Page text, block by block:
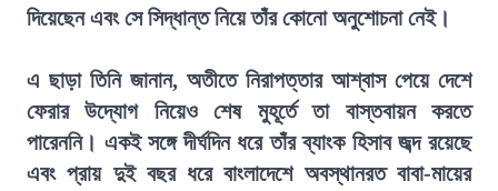
দিয়েছেন এবং সে সিদ্ধান্ত নিয়ে তাঁর কোনো অনুশোচনা নেই।
এ ছাড়া তিনি জানান, অতীতে নিরাপত্তার আশ্বাস পেয়ে দেশে
ফেরার উদ্যোগ নিয়েও শেষ মুহূর্তে তা বাস্তবায়ন করতে
পারেননি। একই সঙ্গে দীর্ঘদিন ধরে তাঁর ব্যাংক হিসাব জব্দ রয়েছে
এবং প্রায় দুই বছর ধরে বাংলাদেশে অবস্থানরত বাবা-মায়ের